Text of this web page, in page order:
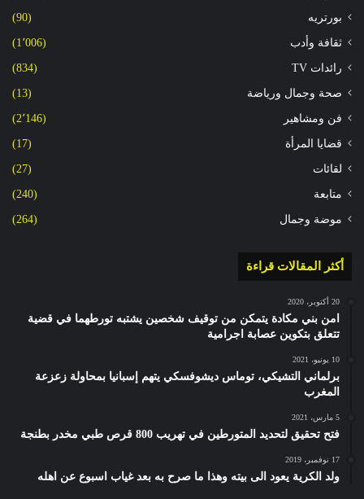
بورتريه (90)
ثقافة وأدب (1٬006)
رائدات TV (834)
صحة وجمال ورياضة (13)
فن ومشاهير (2٬146)
قضايا المرأة (17)
لقائات (27)
متابعة (240)
موضة وجمال (264)
أكثر المقالات قراءة
20 أكتوبر، 2020
امن بني مكادة يتمكن من توقيف شخصين يشتبه تورطهما في قضية
تتعلق بتكوين عصابة اجرامية
10 يونيو، 2021
برلماني التشيكي، توماس ديشوفسكي يتهم إسبانيا بمحاولة زعزعة
المغرب
5 مارس، 2021
فتح تحقيق لتحديد المتورطين في تهريب 800 قرص طبي مخدر بطنجة
17 نوفمبر، 2019
ولد الكرية يعود الى بيته وهذا ما صرح به بعد غياب اسبوع عن اهله